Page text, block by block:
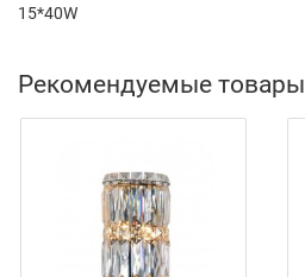
15*40W
Рекомендуемые товары